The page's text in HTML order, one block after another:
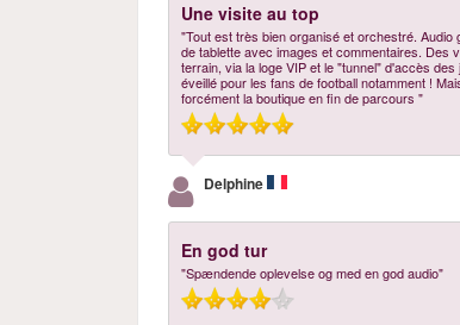
Une visite au top
"Tout est très bien organisé et orchestré. Audio
de tablette avec images et commentaires. Des
terrain, via la loge VIP et le "tunnel" d'accès
éveillé pour les fans de football notamment !
forcément la boutique en fin de parcours "
Delphine
En god tur
"Spændende oplevelse og med en god audio"